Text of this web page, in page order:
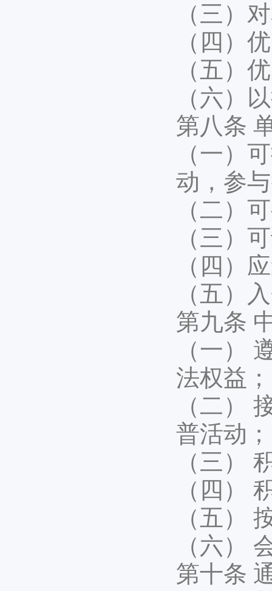
（三）
（四）
（五）
（六）
第八条
（一）
动，参
（二）
（三）
（四）
（五）
第九条
（一）
法权益；
（二）
普活动；
（三）
（四）
（五）
（六）
第十条